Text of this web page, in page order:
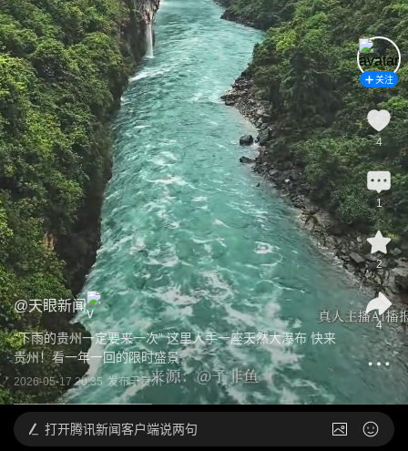
@天眼新闻
“下雨的贵州一定要来一次” 这里人手一座天然大瀑布 快来
贵州！看一年一回的限时盛景
2026-05-17 20:35 发布于贵州
关注
4
1
2
4
打开腾讯新闻客户端说两句